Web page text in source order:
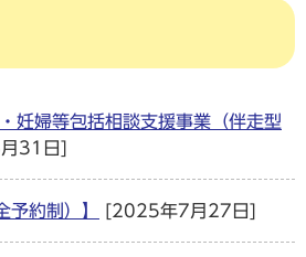
妊婦等包括相談支援事業（伴走型
31日]
予約制）】 [2025年7月27日]